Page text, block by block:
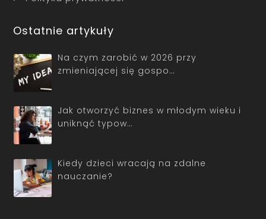
Ostatnie artykuły
Na czym zarobić w 2026 przy
zmieniającej się gospo…
Jak otworzyć biznes w młodym wieku i
uniknąć typow…
Kiedy dzieci wracają na zdalne
nauczanie?